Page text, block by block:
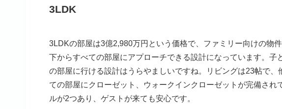
3LDK
3LDKの部屋は3億2,980万円という価格で、ファミリー向けの物
下からすべての部屋にアプローチできる設計になっています。
の部屋に行ける設計はうらやましいですね。リビングは23帖で
ての部屋にクローゼット、ウォークインクローゼットが完備さ
ルが2つあり、ゲストが来ても安心です。